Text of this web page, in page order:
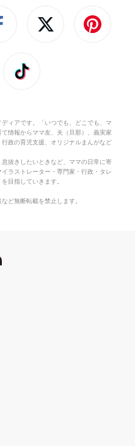
ィアです。「いつでも、どこでも、マ
情報からママ友、夫（旦那）、義実家
政の育児支援、オリジナルまんがなど
抜きしたいときなど、ママの日常に寄
ラストレーター・専門家・行政・タレ
目指していきます。
ど無断転載を禁止します。